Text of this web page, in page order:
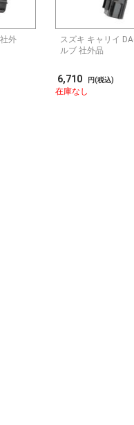
外
スズキ キャリイ
ルブ 社外品
6,710 円(税込)
在庫なし